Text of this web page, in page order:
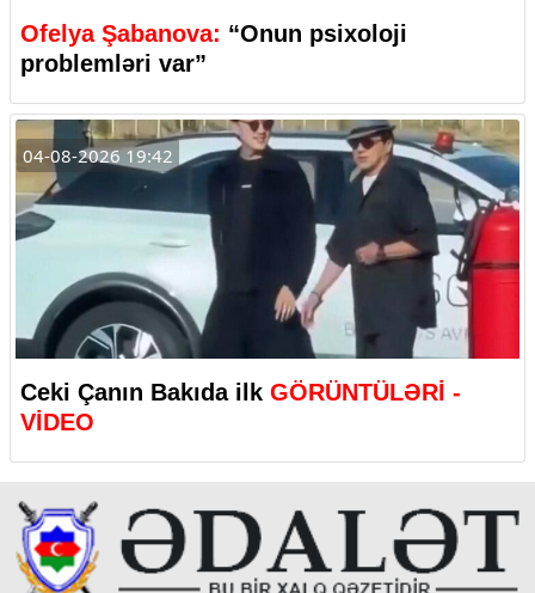
Ofelya Şabanova: “Onun psixoloji
problemləri var”
04-08-2026 19:42
Ceki Çanın Bakıda ilk GÖRÜNTÜLƏRİ -
VİDEO